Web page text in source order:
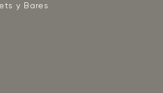
y Bares